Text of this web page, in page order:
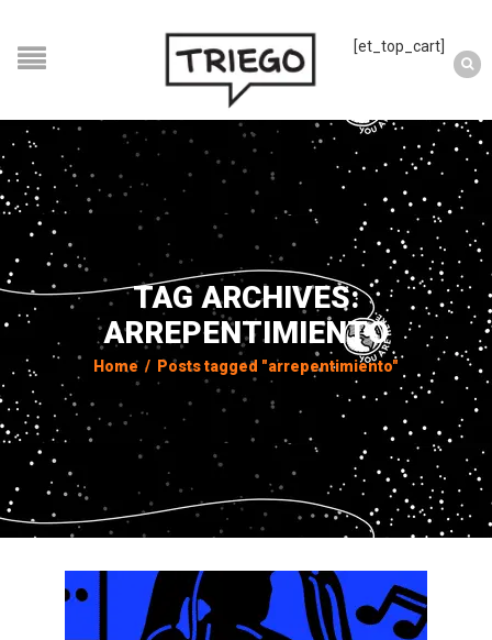
[et_top_cart]
TAG ARCHIVES:
ARREPENTIMIENTO
Home / Posts tagged "arrepentimiento"